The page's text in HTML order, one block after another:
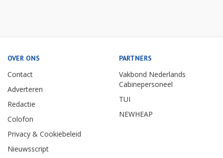
OVER ONS
Contact
Adverteren
Redactie
Colofon
Privacy & Cookiebeleid
Nieuwsscript
PARTNERS
Vakbond Nederlands
Cabinepersoneel
TUI
NEWHEAP